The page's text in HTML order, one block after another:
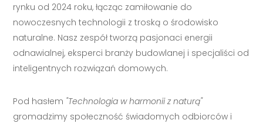
rynku od 2024 roku, łącząc zamiłowanie do
nowoczesnych technologii z troską o środowisko
naturalne. Nasz zespół tworzą pasjonaci energii
odnawialnej, eksperci branży budowlanej i specjaliści od
inteligentnych rozwiązań domowych.
Pod hasłem "Technologia w harmonii z naturą"
gromadzimy społeczność świadomych odbiorców i